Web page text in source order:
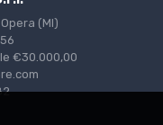
(MI)
€30.000,00